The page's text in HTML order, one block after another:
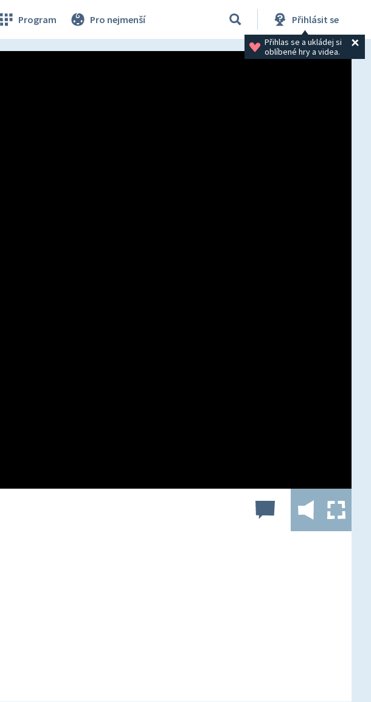
Program Pro nejmenší Přihlásit se
Přihlas se a ukládej si
oblíbené hry a videa.